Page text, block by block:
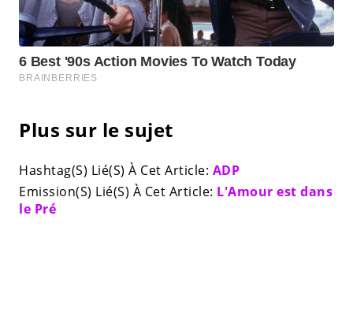
Plus sur le sujet
Hashtag(S) Lié(S) À Cet Article: ADP
Emission(S) Lié(S) À Cet Article: L'Amour est dans
le Pré